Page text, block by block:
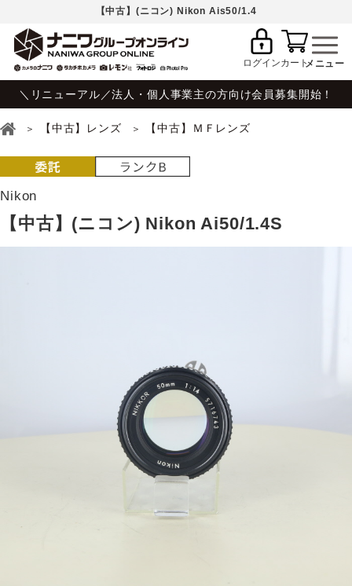
【中古】(ニコン) Nikon Ais50/1.4
ログインカート
＼リニューアル／法人・個人事業主の方向け会員募集開始！
【中古】レンズ 【中古】ＭＦレンズ
Nikon
【中古】(ニコン) Nikon Ai50/1.4S